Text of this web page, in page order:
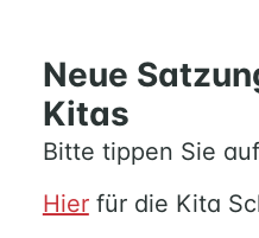
Neue
Kitas
Bitte tippen Sie
Hierfür die Kita